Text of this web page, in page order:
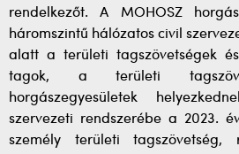
rendelkezőt. A MOHOSZ
háromszintű hálózatos civil
alatt a területi tagszövetségek
tagok, a területi
horgászegyesületek
szervezeti rendszerébe a 2023.
személy területi tagszövetség,